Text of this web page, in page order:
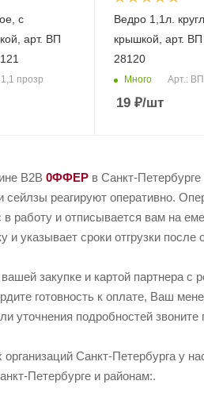
с
арт. ВП
прозр
Ведро 1,1л.
крышкой, арт.
28120
Много Арт.:
19₽/шт
B2B 0ФФЕР в Санкт-
реагируют оперативно.
работу и отписывается вам на
указывает сроки отгрузки после
закупке и картой партнера
готовность к оплате, Ваш
уточнения подробностей
Санкт-Петербурга у
Петербурге и районам:.